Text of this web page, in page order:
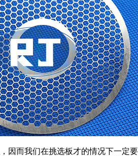
，因而我们在挑选板才的情况下一定要